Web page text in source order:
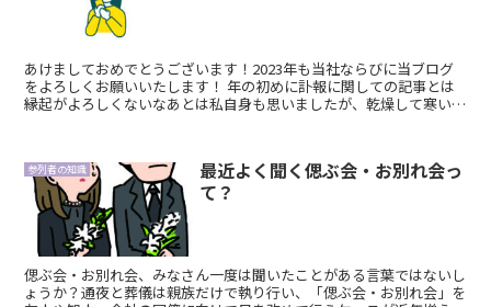
あけましておめでとうございます！2023年も当社ならびに当ブログ
をよろしくお願いいたします！ 年の初めに訃報に関しての記事とは
縁起がよろしくないなあとは私自身も思いましたが、乾燥して寒いこ
参列者の知識
最近よく聞く偲ぶ会・お別れ会っ
て？
偲ぶ会・お別れ会、みなさん一度は聞いたことがある言葉ではないし
ょうか？通夜と葬儀は親族だけで執り行い、「偲ぶ会・お別れ会」を